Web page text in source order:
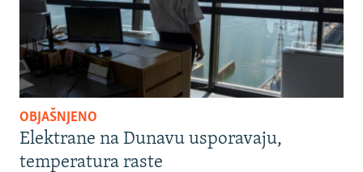
OBJAŠNJENO
Elektrane na Dunavu usporavaju,
temperatura raste